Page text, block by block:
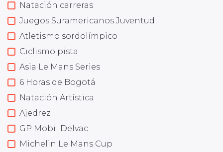
Natación carreras
Juegos Suramericanos Juventud
Atletismo sordolímpico
Ciclismo pista
Asia Le Mans Series
6 Horas de Bogotá
Natación Artística
Ajedrez
GP Mobil Delvac
Michelin Le Mans Cup